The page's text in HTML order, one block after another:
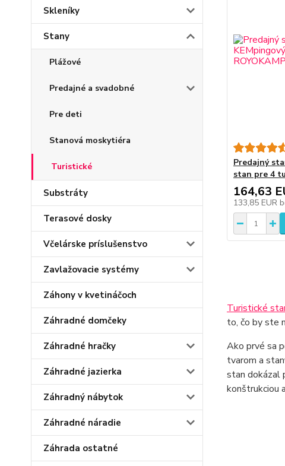
Skleníky
Stany
Plážové
Predajné a svadobné
Pre deti
Stanová moskytiéra
Turistické
Substráty
Terasové dosky
Včelárske príslušenstvo
Zavlažovacie systémy
Záhony v kvetináčoch
Záhradné domčeky
Záhradné hračky
Záhradné jazierka
Záhradný nábytok
Záhradné náradie
Záhrada ostatné
Predajný
stan pre 4
164,63
133,85 EUR
Turistické
to, čo by ste
Ako prvé sa
tvarom a
stan dokázal
konštrukciou